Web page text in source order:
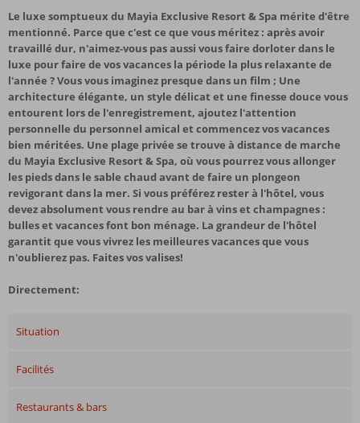
Le luxe somptueux du Mayia Exclusive Resort & Spa mérite d'être
mentionné. Parce que c'est ce que vous méritez : après avoir
travaillé dur, n'aimez-vous pas aussi vous faire dorloter dans le
luxe pour faire de vos vacances la période la plus relaxante de
l'année ? Vous vous imaginez presque dans un film ; Une
architecture élégante, un style délicat et une finesse douce vous
entourent lors de l'enregistrement, ajoutez l'attention
personnelle du personnel amical et commencez vos vacances
bien méritées. Une plage privée se trouve à distance de marche
du Mayia Exclusive Resort & Spa, où vous pourrez vous allonger
les pieds dans le sable chaud avant de faire un plongeon
revigorant dans la mer. Si vous préférez rester à l'hôtel, vous
devez absolument vous rendre au bar à vins et champagnes :
bulles et vacances font bon ménage. La grandeur de l'hôtel
garantit que vous vivrez les meilleures vacances que vous
n'oublierez pas. Faites vos valises!
Directement:
Situation
Facilités
Restaurants & bars